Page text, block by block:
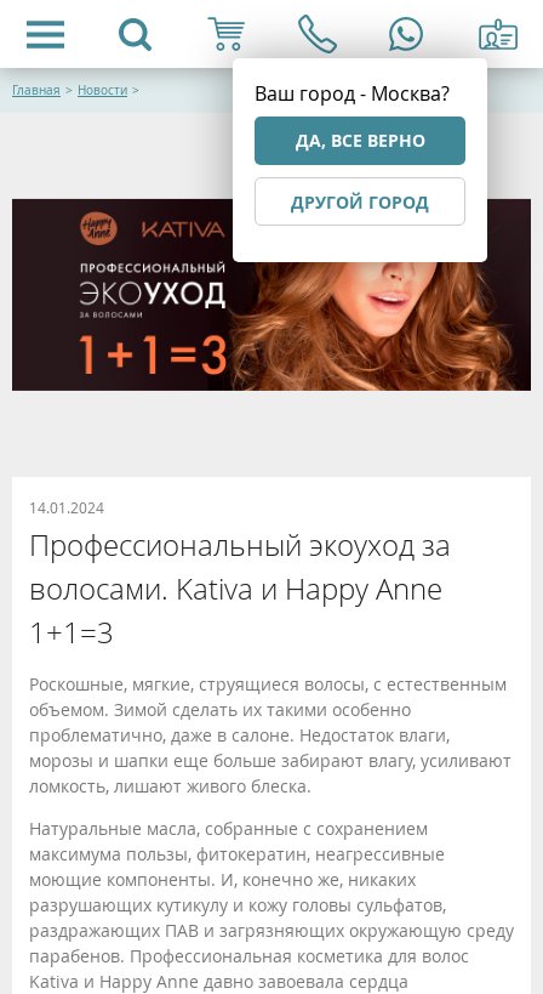
Ваш город - Москва?
ДА, ВСЕ ВЕРНО
ДРУГОЙ ГОРОД
Главная > Новости >
14.01.2024
Профессиональный экоуход за
волосами. Kativa и Happy Anne
1+1=3
Роскошные, мягкие, струящиеся волосы, с естественным
объемом. Зимой сделать их такими особенно
проблематично, даже в салоне. Недостаток влаги,
морозы и шапки еще больше забирают влагу, усиливают
ломкость, лишают живого блеска.
Натуральные масла, собранные с сохранением
максимума пользы, фитокератин, неагрессивные
моющие компоненты. И, конечно же, никаких
разрушающих кутикулу и кожу головы сульфатов,
раздражающих ПАВ и загрязняющих окружающую среду
парабенов. Профессиональная косметика для волос
Kativa и Happy Anne давно завоевала сердца